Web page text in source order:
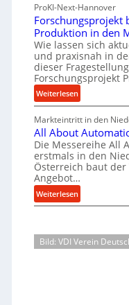
r
s
a
t
z
l
e
n
a
l
t
i
g
W
e
r
k
z
g
a
u
h
r
u
n
g
e
n
e
ö
h
e
n
d
i
P
e
t
e
r
i
a
l
v
e
r
g
u
n
g
n
t
ProKI-Next-Hannover
Forschungsprojekt
Produktion in den
Wie lassen sich
und praxisnah in
dieser
Forschungsprojekt
Weiterlesen:
F
o
r
s
c
h
u
n
p
r
Markteintritt in den
All About
Die Messereihe All
erstmals in den
Österreich baut der
Angebot…
Weiterlesen:
A
l
A
Bild: VDI Verein